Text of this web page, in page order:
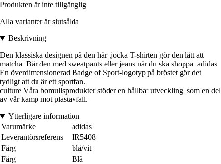
Produkten är inte tillgänglig
Alla varianter är slutsålda
Beskrivning
Den klassiska designen på den här tjocka T-shirten gör den lätt att
matcha. Bär den med sweatpants eller jeans när du ska shoppa. adidas
En överdimensionerad Badge of Sport-logotyp på bröstet gör det
tydligt att du är ett sportfan.
culture Våra bomullsprodukter stöder en hållbar utveckling, som en del
av vår kamp mot plastavfall.
Ytterligare information
Varumärke
adidas
Leverantörsreferens
IR5408
Färg
blå/vit
Färg
Blå